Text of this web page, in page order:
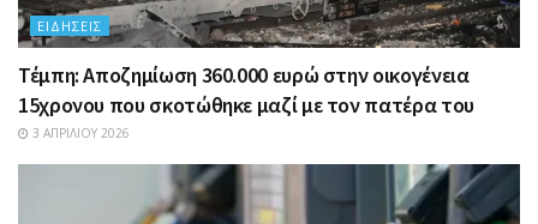
ΕΙΔΉΣΕΙΣ
Τέμπη: Αποζημίωση 360.000 ευρώ στην οικογένεια
15χρονου που σκοτώθηκε μαζί με τον πατέρα του
3 ΑΠΡΙΛΊΟΥ 2026